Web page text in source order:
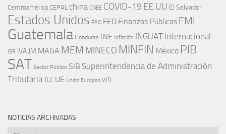
Centroamérica CEPAL china CNEE COVID-19 EE.UU El Salvador
Estados Unidos FAO FED Finanzas Públicas FMI
Guatemala Honduras INE Inflación INGUAT Internacional
ISR IVA JM MAGA MEM MINECO MINFIN México PIB
SAT Sector Público SIB Superintendencia de Administración
Tributaria TLC UE Unión Europea WTI
NOTICIAS ARCHIVADAS